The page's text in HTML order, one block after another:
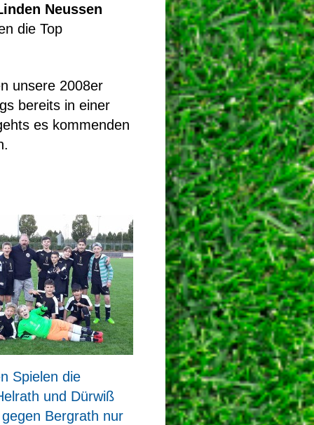
Neussen
die Top
unsere 2008er
bereits in einer
es kommenden
Spielen die
und Dürwiß
Bergrath nur